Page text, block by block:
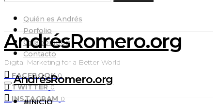
Quién es Andrés
Porfolio
Colaboración
Contacto
FACEBOOK 0
TWITTER 0
INSTAGRAM 0
AndrésRomero.org
Digital Marketing for a Better World
AndrésRomero.org
#INICIO